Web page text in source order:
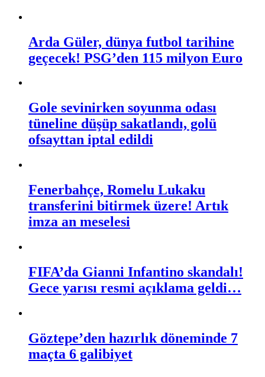
Arda Güler, dünya futbol tarihine
geçecek! PSG’den 115 milyon Euro
Gole sevinirken soyunma odası
tüneline düşüp sakatlandı, golü
ofsayttan iptal edildi
Fenerbahçe, Romelu Lukaku
transferini bitirmek üzere! Artık
imza an meselesi
FIFA’da Gianni Infantino skandalı!
Gece yarısı resmi açıklama geldi…
Göztepe’den hazırlık döneminde 7
maçta 6 galibiyet